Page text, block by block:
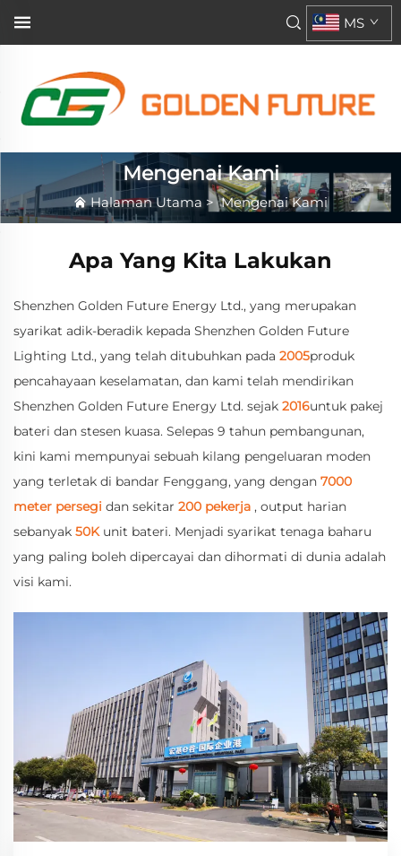
MS
Mengenai Kami
Halaman Utama >Mengenai Kami
Apa Yang Kita Lakukan
Shenzhen Golden Future Energy Ltd., yang merupakan
syarikat adik-beradik kepada Shenzhen Golden Future
Lighting Ltd., yang telah ditubuhkan pada 2005produk
pencahayaan keselamatan, dan kami telah mendirikan
Shenzhen Golden Future Energy Ltd. sejak 2016untuk pakej
bateri dan stesen kuasa. Selepas 9 tahun pembangunan,
kini kami mempunyai sebuah kilang pengeluaran moden
yang terletak di bandar Fenggang, yang dengan 7000
meter persegi dan sekitar 200 pekerja , output harian
sebanyak 50K unit bateri. Menjadi syarikat tenaga baharu
yang paling boleh dipercayai dan dihormati di dunia adalah
visi kami.